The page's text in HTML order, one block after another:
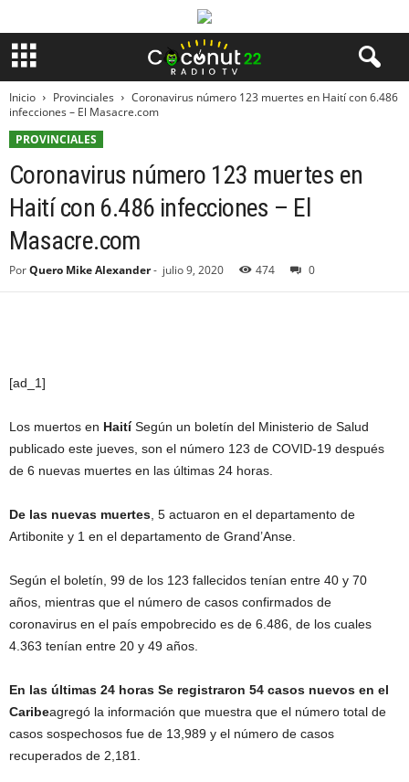
Inicio Provinciales
Coronavirus número 123 muertes en Haití con 6.486
infecciones – El Masacre.com
PROVINCIALES
Coronavirus número 123 muertes en
Haití con 6.486 infecciones – El
Masacre.com
PorQuero Mike Alexander- julio 9, 2020 474 0
[ad_1]
Los muertos en HaitíSegún un boletín del Ministerio de Salud
publicado este jueves, son el número 123 de COVID-19 después
de 6 nuevas muertes en las últimas 24 horas.
De las nuevas muertes , 5 actuaron en el departamento de
Artibonite y 1 en el departamento de Grand’Anse.
Según el boletín, 99 de los 123 fallecidos tenían entre 40 y 70
años, mientras que el número de casos confirmados de
coronavirus en el país empobrecido es de 6.486, de los cuales
4.363 tenían entre 20 y 49 años.
En las últimas 24 horas Se registraron 54 casos nuevos en el
Caribeagregó la información que muestra que el número total de
casos sospechosos fue de 13,989 y el número de casos
recuperados de 2,181.